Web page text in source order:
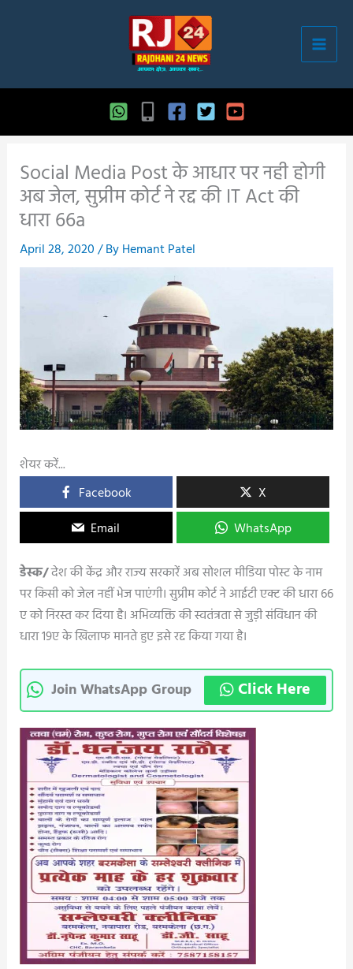
Social Media Post के आधार पर नही होगी
अब जेल, सुप्रीम कोर्ट ने रद्द की IT Act की
धारा 66a
April 28, 2020/ ByHemant Patel
शेयर करें...
Facebook
X
Email
WhatsApp
डेस्क/देश की केंद्र और राज्य सरकारें अब सोशल मीडिया पोस्ट के नाम
पर किसी को जेल नहीं भेज पाएंगी। सुप्रीम कोर्ट ने आईटी एक्ट की धारा 66
ए को निरस्त कर दिया है। अभिव्यक्ति की स्वतंत्रता से जुड़ी संविधान की
धारा 19ए के खिलाफ मानते हुए इसे रद्द किया गया है।
Join WhatsApp Group Click Here